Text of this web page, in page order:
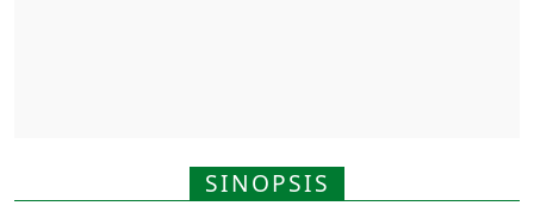
SINOPSIS